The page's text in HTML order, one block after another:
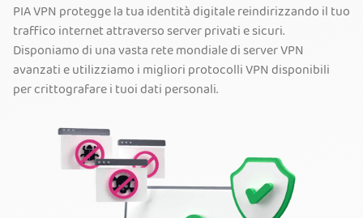
PIA VPN protegge la tua identità digitale reindirizzando il tuo
traffico internet attraverso server privati e sicuri.
Disponiamo di una vasta rete mondiale di server VPN
avanzati e utilizziamo i migliori protocolli VPN disponibili
per crittografare i tuoi dati personali.